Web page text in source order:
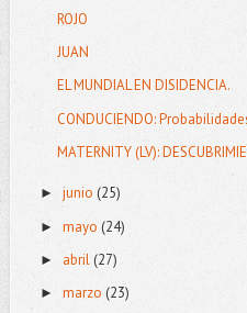
ROJO
JUAN
EL MUNDIAL EN DISIDENCIA.
CONDUCIENDO:
MATERNITY (LV):
► junio (25)
► mayo (24)
► abril(27)
► marzo (23)